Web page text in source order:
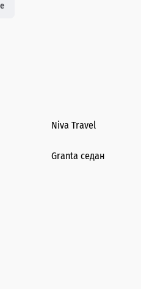
Niva Travel
Granta седан